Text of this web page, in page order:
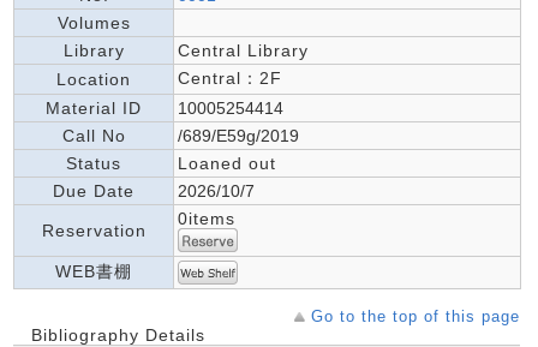
Volumes
Library
Central Library
Location
Central：2F
Material ID
10005254414
Call No
/689/E59g/2019
Status
Loaned out
Due Date
2026/10/7
Reservation
0items
WEB書棚
Go to the top of this page
Bibliography Details